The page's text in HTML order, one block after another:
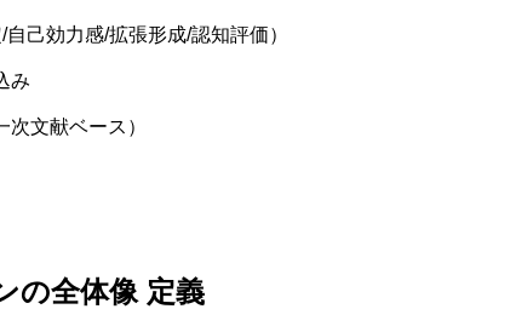
己効力感/拡張形成/認知評価）
み
文献ベース）
の全体像 定義